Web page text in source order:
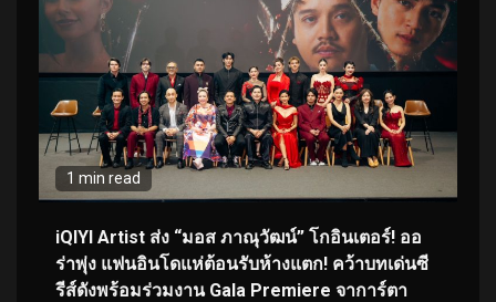
1 min read
iQIYI Artist ส่ง “มอส ภาณุวัฒน์” โกอินเตอร์! ออ
ร่าพุ่ง แฟนอินโดแห่ต้อนรับห้างแตก! คว้าบทเด่นซี
รีส์ดังพร้อมร่วมงาน Gala Premiere จาการ์ตา